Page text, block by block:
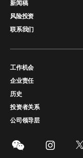
新闻稿
风险投资
联系我们
工作机会
企业责任
历史
投资者关系
公司领导层